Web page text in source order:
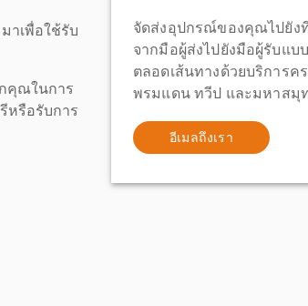
าเพื่อใช้รับ
คุณในการ
หรือรับการ
จัดส่งอุปกรณ์ของคุณไปยัง
จากมือผู้ส่งไปยังมือผู้รับแบ
ตลอดเส้นทางด้วยบริการ
พรมแดน ทวีป และมหาสมุ
อีเมลถึงเรา